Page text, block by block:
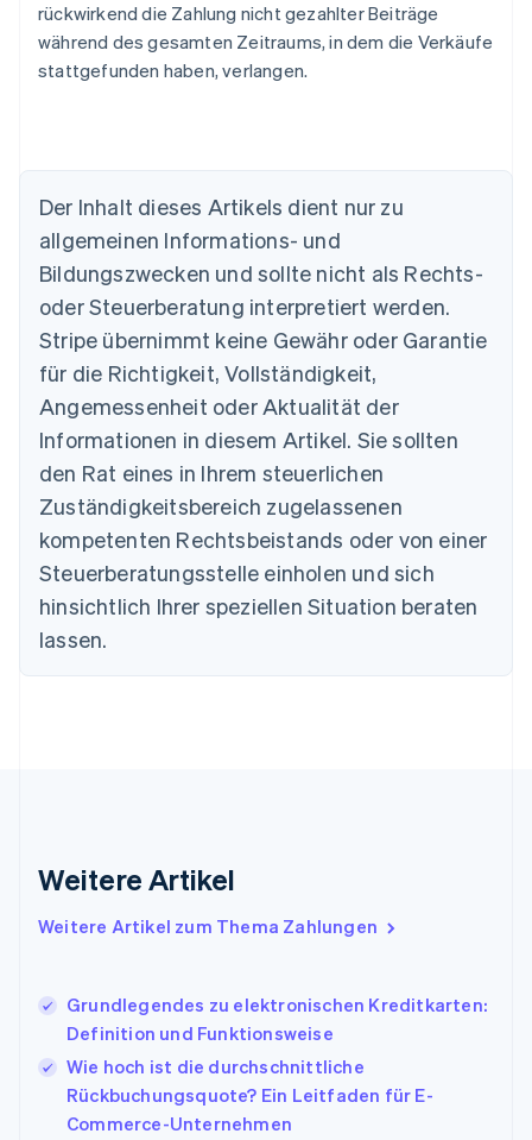
rückwirkend die Zahlung nicht gezahlter Beiträge
während des gesamten Zeitraums, in dem die Verkäufe
stattgefunden haben, verlangen.
Der Inhalt dieses Artikels dient nur zu
allgemeinen Informations- und
Bildungszwecken und sollte nicht als Rechts-
oder Steuerberatung interpretiert werden.
Stripe übernimmt keine Gewähr oder Garantie
für die Richtigkeit, Vollständigkeit,
Angemessenheit oder Aktualität der
Informationen in diesem Artikel. Sie sollten
den Rat eines in Ihrem steuerlichen
Zuständigkeitsbereich zugelassenen
kompetenten Rechtsbeistands oder von einer
Steuerberatungsstelle einholen und sich
hinsichtlich Ihrer speziellen Situation beraten
lassen.
Weitere Artikel
Weitere Artikel zum Thema Zahlungen
Grundlegendes zu elektronischen Kreditkarten:
Definition und Funktionsweise
Wie hoch ist die durchschnittliche
Rückbuchungsquote? Ein Leitfaden für E-
Commerce-Unternehmen
Australien
English
Belgien
Nederlands Français DeutschEnglish
Brasilien
PortuguêsEnglish
English
Dänemark
English
Deutschland
Deutsch English
Estland
Festlandchina
简体中文English
Finnland
English
Frankreich
Irland
Italien
日本語 English
English Français
Kroatien
EnglishItaliano
Lettland